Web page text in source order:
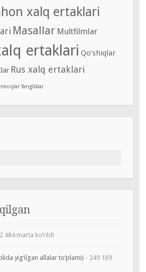
xalq ertaklari
Masallar Multfilmlar
ertaklari Qo‘shiqlar
Rus xalq ertaklari
Yangliklar
484 marta ko‘rildi
yig‘ilgan allalar to‘plami) - 249 169